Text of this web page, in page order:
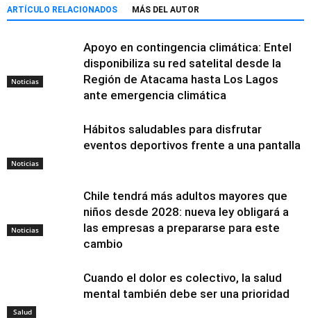
ARTÍCULO RELACIONADOS MÁS DEL AUTOR
Noticias
Apoyo en contingencia climática: Entel
disponibiliza su red satelital desde la
Región de Atacama hasta Los Lagos
ante emergencia climática
Noticias
Hábitos saludables para disfrutar
eventos deportivos frente a una pantalla
Noticias
Chile tendrá más adultos mayores que
niños desde 2028: nueva ley obligará a
las empresas a prepararse para este
cambio
Salud
Cuando el dolor es colectivo, la salud
mental también debe ser una prioridad